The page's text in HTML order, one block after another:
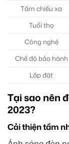
Tầm chiếu xa
Tuổi thọ
Công nghệ
Chế độ bảo hành
Lắp đặt
Tại sao nên
2023?
Cải thiện tầm